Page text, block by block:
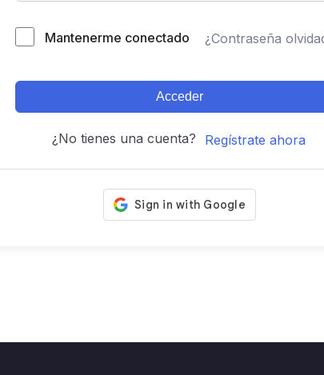
Mantenerme conectado ¿Contraseña
Acceder
¿No tienes una cuenta? Regístrate ahora